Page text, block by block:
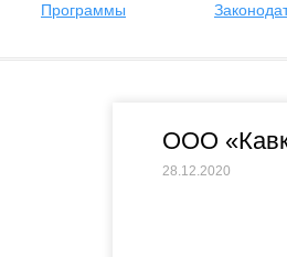
Программы
ООО
28.12.2020